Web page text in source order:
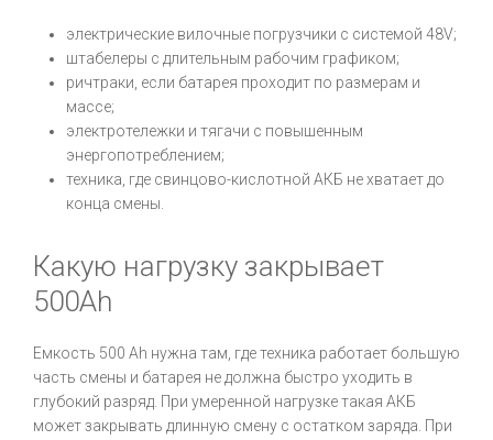
электрические вилочные погрузчики с системой 48V;
штабелеры с длительным рабочим графиком;
ричтраки, если батарея проходит по размерам и
массе;
электротележки и тягачи с повышенным
энергопотреблением;
техника, где свинцово-кислотной АКБ не хватает до
конца смены.
Какую нагрузку закрывает
500Ah
Емкость 500 Ah нужна там, где техника работает большую
часть смены и батарея не должна быстро уходить в
глубокий разряд. При умеренной нагрузке такая АКБ
может закрывать длинную смену с остатком заряда. При